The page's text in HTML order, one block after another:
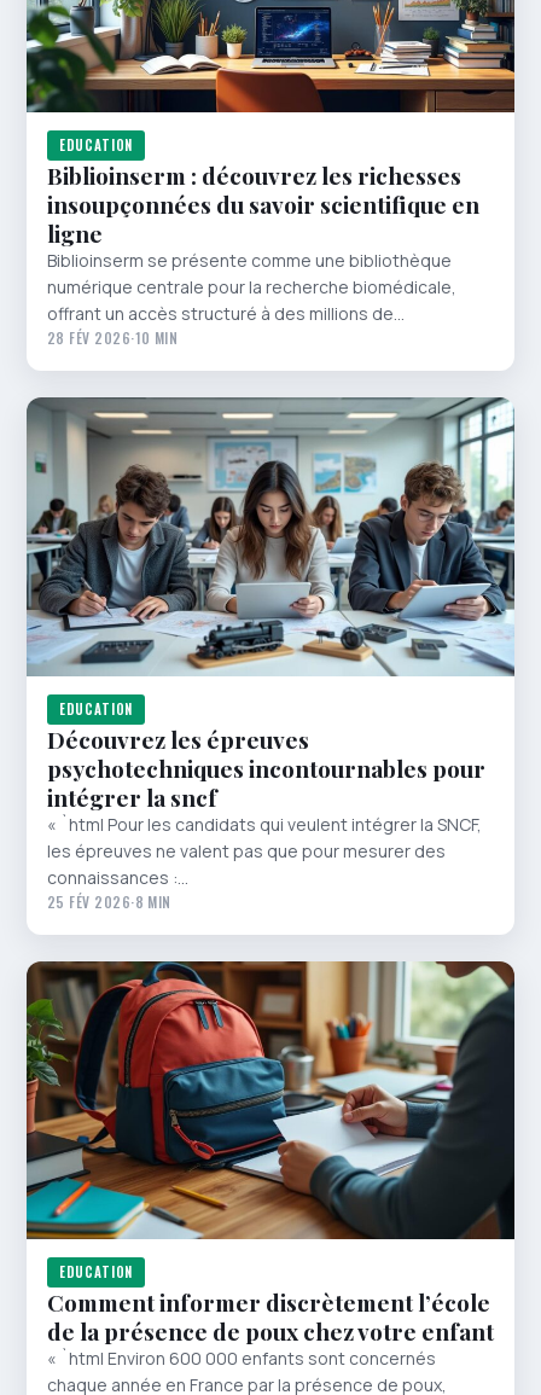
EDUCATION
Biblioinserm : découvrez les richesses
insoupçonnées du savoir scientifique en
ligne
Biblioinserm se présente comme une bibliothèque
numérique centrale pour la recherche biomédicale,
offrant un accès structuré à des millions de…
28 FÉV 2026·10 MIN
EDUCATION
Découvrez les épreuves
psychotechniques incontournables pour
intégrer la sncf
« `html Pour les candidats qui veulent intégrer la SNCF,
les épreuves ne valent pas que pour mesurer des
connaissances :…
25 FÉV 2026·8 MIN
EDUCATION
Comment informer discrètement l’école
de la présence de poux chez votre enfant
« `html Environ 600 000 enfants sont concernés
chaque année en France par la présence de poux,